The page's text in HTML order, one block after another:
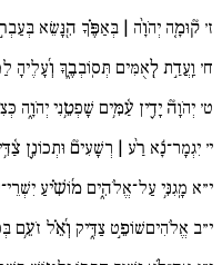
ז׳ ק֘וּמָ֚ה יְהֹוָ֨ה | בְּאַפֶּ֗ךָ הִ֖נָּשֵׂא
ח׳ וַֽעֲדַ֣ת לְ֖אֻמִּים תְּסֽוֹבְבֶ֑ךָּ וְ֜עָלֶיהָ
ט׳ יְהֹוָה֘ יָדִ֪ין עַ֫מִּ֥ים שָׁפְטֵ֥נִי יְהֹוָ֑ה
י׳ יִגְמָר־נָ֬א רַ֨ע | רְשָׁעִים֘ וּתְכוֹנֵ֪ן
י״א מָֽגִנִּ֥י עַל־אֱלֹהִ֑ים מ֜וֹשִׁ֗יעַ
י״ב אֱלֹהִיםשׁוֹפֵ֣ט צַדִּ֑יק וְ֜אֵ֗ל זֹעֵ֥ם